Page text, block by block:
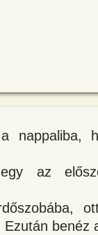
nappaliba,
az
benéz